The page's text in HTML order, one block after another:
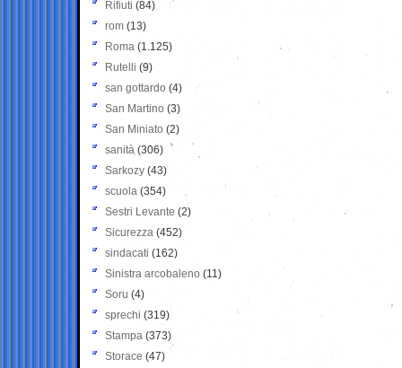
Rifiuti (84)
rom (13)
Roma (1.125)
Rutelli (9)
san gottardo (4)
San Martino (3)
San Miniato (2)
sanità (306)
Sarkozy (43)
scuola (354)
Sestri Levante (2)
Sicurezza (452)
sindacati (162)
Sinistra arcobaleno (11)
Soru (4)
sprechi (319)
Stampa (373)
Storace (47)